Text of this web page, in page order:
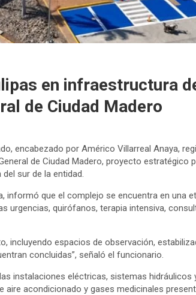
en infraestructura
de Ciudad Madero
encabezado por Américo Villarreal Anaya,
de Ciudad Madero, proyecto estratégico
sur de la entidad.
informó que el complejo se encuentra en una
urgencias, quirófanos, terapia intensiva,
incluyendo espacios de observación,
concluidas”, señaló el funcionario.
instalaciones eléctricas, sistemas hidráulicos
acondicionado y gases medicinales